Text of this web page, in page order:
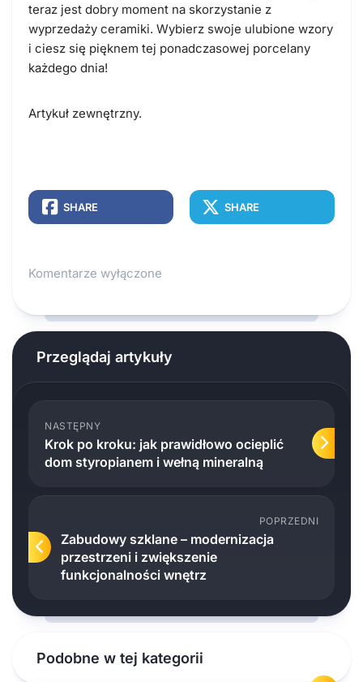
teraz jest dobry moment na skorzystanie z
wyprzedaży ceramiki. Wybierz swoje ulubione wzory
i ciesz się pięknem tej ponadczasowej porcelany
każdego dnia!
Artykuł zewnętrzny.
SHARE SHARE
Komentarze wyłączone
Przeglądaj artykuły
NASTĘPNY
Krok po kroku: jak prawidłowo ocieplić
dom styropianem i wełną mineralną
POPRZEDNI
Zabudowy szklane – modernizacja
przestrzeni i zwiększenie
funkcjonalności wnętrz
Podobne w tej kategorii